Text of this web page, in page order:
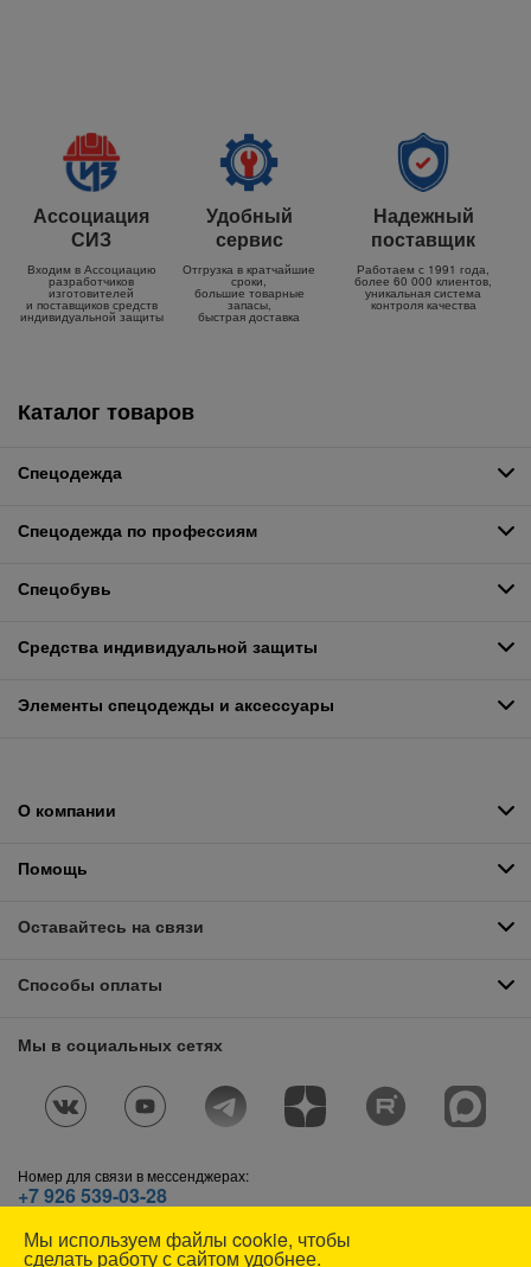
Ассоциация
СИЗ
Входим в Ассоциацию
разработчиков
изготовителей
и поставщиков средств
индивидуальной защиты
Удобный
сервис
Отгрузка в кратчайшие
сроки,
большие товарные
запасы,
быстрая доставка
Надежный
поставщик
Работаем с 1991 года,
более 60 000 клиентов,
уникальная система
контроля качества
Каталог товаров
Спецодежда
Спецодежда по профессиям
Спецобувь
Средства индивидуальной защиты
Элементы спецодежды и аксессуары
О компании
Помощь
Оставайтесь на связи
Способы оплаты
Мы в социальных сетях
Номер для связи в мессенджерах:
+7 926 539-03-28
© СОЮЗСПЕЦОДЕЖДА, 1991—2026. Все права защищены.
Использование материалов сайта без разрешения запрещено.
Мы используем файлы cookie, чтобы
сделать работу с сайтом удобнее.